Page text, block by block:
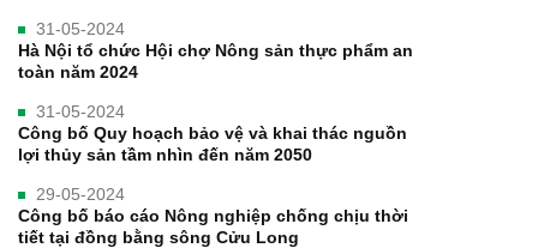
31-05-2024
Hà Nội tổ chức Hội chợ Nông sản thực phẩm an
toàn năm 2024
31-05-2024
Công bố Quy hoạch bảo vệ và khai thác nguồn
lợi thủy sản tầm nhìn đến năm 2050
29-05-2024
Công bố báo cáo Nông nghiệp chống chịu thời
tiết tại đồng bằng sông Cửu Long